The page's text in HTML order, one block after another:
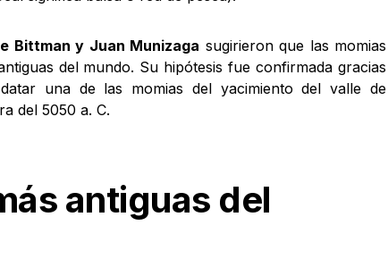
Bittman y Juan Munizaga sugirieron que las momias
del mundo. Su hipótesis fue confirmada gracias
una de las momias del yacimiento del valle de
del 5050 a. C.
antiguas del